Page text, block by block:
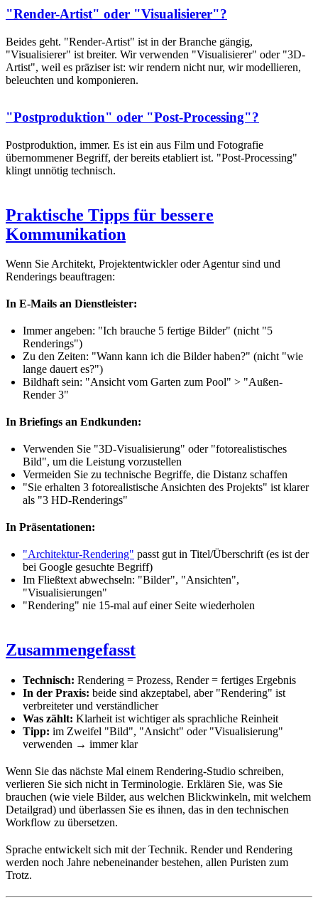
"Render-Artist" oder "Visualisierer"?
Beides geht. "Render-Artist" ist in der Branche gängig,
"Visualisierer" ist breiter. Wir verwenden "Visualisierer" oder "3D-
Artist", weil es präziser ist: wir rendern nicht nur, wir modellieren,
beleuchten und komponieren.
"Postproduktion" oder "Post-Processing"?
Postproduktion, immer. Es ist ein aus Film und Fotografie
übernommener Begriff, der bereits etabliert ist. "Post-Processing"
klingt unnötig technisch.
Praktische Tipps für bessere
Kommunikation
Wenn Sie Architekt, Projektentwickler oder Agentur sind und
Renderings beauftragen:
In E-Mails an Dienstleister:
Immer angeben: "Ich brauche 5 fertige Bilder" (nicht "5
Renderings")
Zu den Zeiten: "Wann kann ich die Bilder haben?" (nicht "wie
lange dauert es?")
Bildhaft sein: "Ansicht vom Garten zum Pool" > "Außen-
Render 3"
In Briefings an Endkunden:
Verwenden Sie "3D-Visualisierung" oder "fotorealistisches
Bild", um die Leistung vorzustellen
Vermeiden Sie zu technische Begriffe, die Distanz schaffen
"Sie erhalten 3 fotorealistische Ansichten des Projekts" ist klarer
als "3 HD-Renderings"
In Präsentationen:
"Architektur-Rendering" passt gut in Titel/Überschrift (es ist der
bei Google gesuchte Begriff)
Im Fließtext abwechseln: "Bilder", "Ansichten",
"Visualisierungen"
"Rendering" nie 15-mal auf einer Seite wiederholen
Zusammengefasst
Technisch: Rendering = Prozess, Render = fertiges Ergebnis
In der Praxis: beide sind akzeptabel, aber "Rendering" ist
verbreiteter und verständlicher
Was zählt: Klarheit ist wichtiger als sprachliche Reinheit
Tipp: im Zweifel "Bild", "Ansicht" oder "Visualisierung"
verwenden → immer klar
Wenn Sie das nächste Mal einem Rendering-Studio schreiben,
verlieren Sie sich nicht in Terminologie. Erklären Sie, was Sie
brauchen (wie viele Bilder, aus welchen Blickwinkeln, mit welchem
Detailgrad) und überlassen Sie es ihnen, das in den technischen
Workflow zu übersetzen.
Sprache entwickelt sich mit der Technik. Render und Rendering
werden noch Jahre nebeneinander bestehen, allen Puristen zum
Trotz.